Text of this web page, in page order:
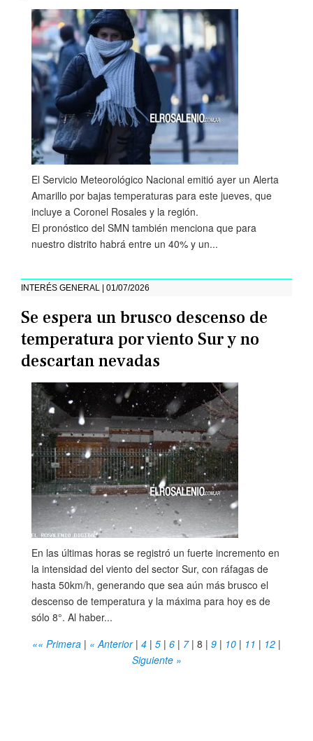
El Servicio Meteorológico Nacional emitió ayer un Alerta
Amarillo por bajas temperaturas para este jueves, que
incluye a Coronel Rosales y la región.
El pronóstico del SMN también menciona que para
nuestro distrito habrá entre un 40% y un...
INTERÉS GENERAL | 01/07/2026
Se espera un brusco descenso de
temperatura por viento Sur y no
descartan nevadas
En las últimas horas se registró un fuerte incremento en
la intensidad del viento del sector Sur, con ráfagas de
hasta 50km/h, generando que sea aún más brusco el
descenso de temperatura y la máxima para hoy es de
sólo 8°. Al haber...
«« Primera | « Anterior| 4 | 5 | 6 | 7| 8 | 9 | 10 | 11 | 12 |
Siguiente »